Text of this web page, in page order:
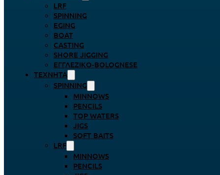
LRF
SPINNING
EGING
BOAT
CASTING
SHORE JIGGING
ΕΓΓΛΈΖΙΚΟ-BOLOGNESE
ΤΕΧΝΗΤΆ
SPINNING
MINNOWS
PENCILS
TOP WATERS
JIGS
SOFT BAITS
LRF
MINNOWS
PENCILS